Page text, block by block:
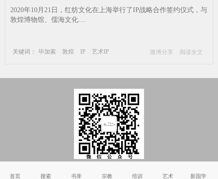
集团等签约_敦煌-IP-艺术IP-红纺文化--合作-中国-
艺术家
2020年10月21日，红纺文化在上海举行了IP战略合作签约仪式，与
敦煌博物馆、儒海文化....
关键词： 毕加索 敦煌 IP
艺术IP
微博分享 阅读全文
Copyright © 2002-2011 国学书院_国学_国学网_国学网站 版权所有
首页 搜索 书库 宗教 培训 艺术 新国学